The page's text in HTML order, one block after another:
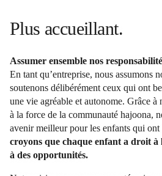
Plus accueillant.
Assumer ensemble nos
En tant qu’entreprise, nous assumons
soutenons délibérément ceux qui ont
une vie agréable et autonome. Grâce à
à la force de la communauté hajoona,
avenir meilleur pour les enfants qui ont
croyons que chaque enfant a droit à
à des opportunités.